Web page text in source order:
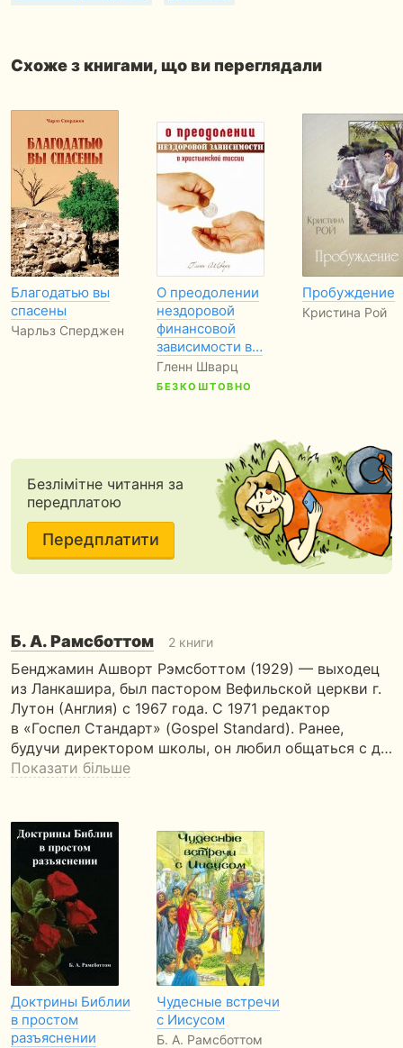
Схоже з книгами, що ви переглядали
Благодатью вы
спасены
Чарльз Сперджен
О преодолении
нездоровой
финансовой
зависимости в…
Гленн Шварц
БЕЗКОШТОВНО
Пробуждение
Кристина Рой
Безлімітне читання за
передплатою
Передплатити
Б. А. Рамсботтом 2 книги
Бенджамин Ашворт Рэмсботтом (1929) — выходец
из Ланкашира, был пастором Вефильской церкви г.
Лутон (Англия) с 1967 года. С 1971 редактор
в «Госпел Стандарт» (Gospel Standard). Ранее,
будучи директором школы, он любил общаться с д…
Показати більше
Доктрины Библии
в простом
разъяснении
Чудесные встречи
с Иисусом
Б. А. Рамсботтом